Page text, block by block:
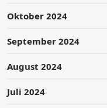
Oktober 2024
September 2024
August 2024
Juli 2024